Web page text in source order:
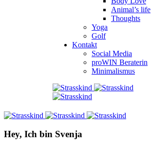
Animal’s life
Thoughts
Yoga
Golf
Kontakt
Social Media
proWIN Beraterin
Minimalismus
Hey, Ich bin Svenja